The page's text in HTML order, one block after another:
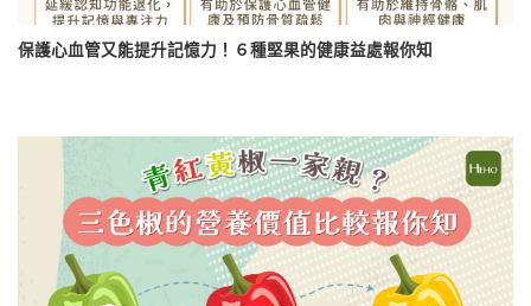
保護心血管又能提升記憶力！６種堅果的健康益處報你知